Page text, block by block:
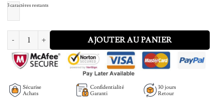
3caractères restants
quantité de Fancy Monogram Necklace Gold Plated
AJOUTER AU PANIER
Sécurise
Achats
Confidentialité
Garanti
30 jours
Retour